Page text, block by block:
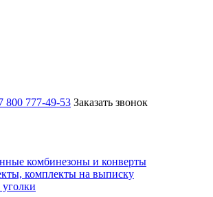
800 777-49-53 Заказать звонок
комбинезоны и конверты
комплекты на выписку